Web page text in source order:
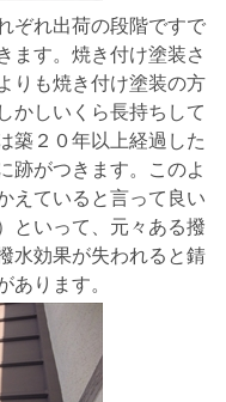
ぞれ出荷の段階ですで
ます。焼き付け塗装さ
りも焼き付け塗装の方
かしいくら長持ちして
築２０年以上経過した
跡がつきます。このよ
えていると言って良い
といって、元々ある撥
水効果が失われると錆
あります。